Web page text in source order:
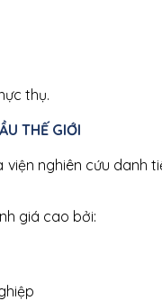
thụ.
THẾ GIỚI
nghiên cứu danh
giá cao bởi: